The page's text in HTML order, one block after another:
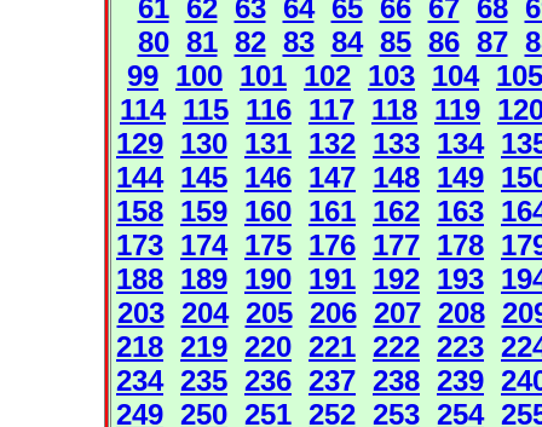
61 62 63 64 65 66 67 68
80 81 82 83 84 85 86 87
99 100 101 102 103 104 105
114 115 116 117 118 119
129 130 131 132 133 134
144 145 146 147 148 149
158 159 160 161 162 163
173 174 175 176 177 178
188 189 190 191 192 193
203 204 205 206 207 208
218 219 220 221 222 223
234 235 236 237 238 239
249 250 251 252 253 254